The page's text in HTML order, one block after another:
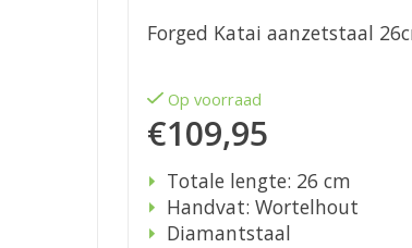
Forged Katai aanzetstaal
Op voorraad
€109,95
Totale lengte: 26 cm
Handvat: Wortelhout
Diamantstaal